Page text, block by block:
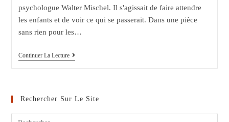
psychologue Walter Mischel. Il s'agissait de faire attendre
les enfants et de voir ce qui se passerait. Dans une pièce
sans rien pour les…
Continuer La LectureFaire
Attendre
Le
Test
De
Rechercher Sur Le Site